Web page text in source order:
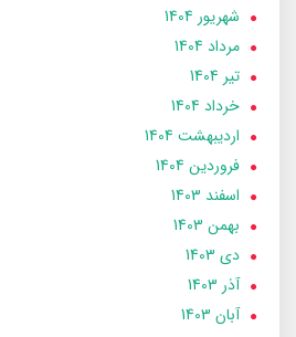
شهریور 1404
مرداد 1404
تير 1404
خرداد 1404
ارديبهشت 1404
فروردین 1404
اسفند 1403
بهمن 1403
دی 1403
آذر 1403
آبان 1403